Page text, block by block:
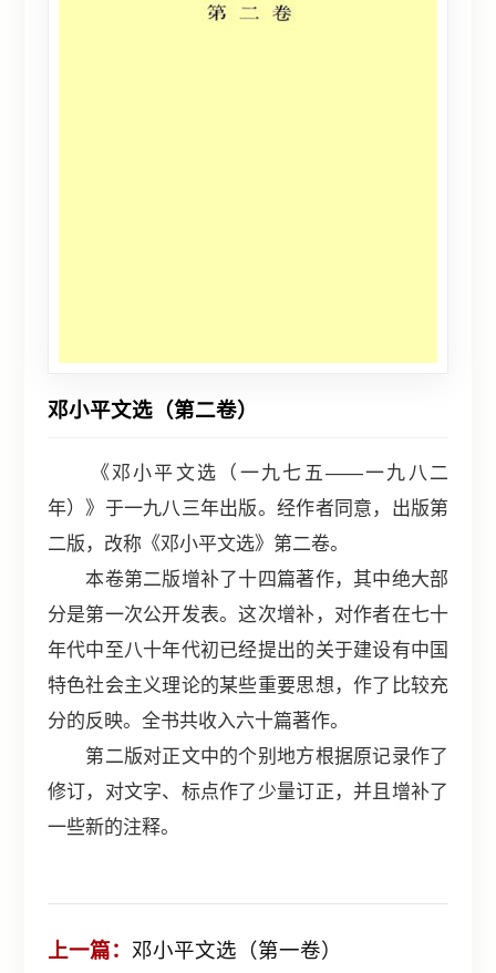
邓小平文选（第二卷）
《邓小平文选（一九七五——一九八二
年）》于一九八三年出版。经作者同意，出版第
二版，改称《邓小平文选》第二卷。
本卷第二版增补了十四篇著作，其中绝大部
分是第一次公开发表。这次增补，对作者在七十
年代中至八十年代初已经提出的关于建设有中国
特色社会主义理论的某些重要思想，作了比较充
分的反映。全书共收入六十篇著作。
第二版对正文中的个别地方根据原记录作了
修订，对文字、标点作了少量订正，并且增补了
一些新的注释。
上一篇： 邓小平文选（第一卷）